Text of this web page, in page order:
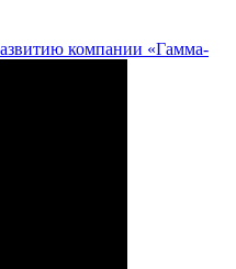
компании «Гамма-